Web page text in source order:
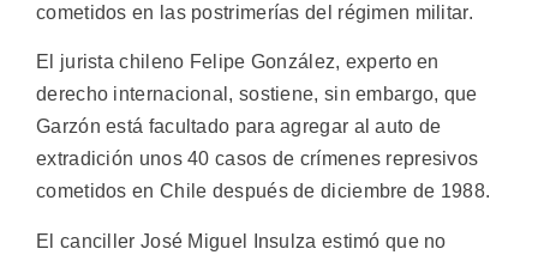
cometidos en las postrimerías del régimen militar.
El jurista chileno Felipe González, experto en
derecho internacional, sostiene, sin embargo, que
Garzón está facultado para agregar al auto de
extradición unos 40 casos de crímenes represivos
cometidos en Chile después de diciembre de 1988.
El canciller José Miguel Insulza estimó que no